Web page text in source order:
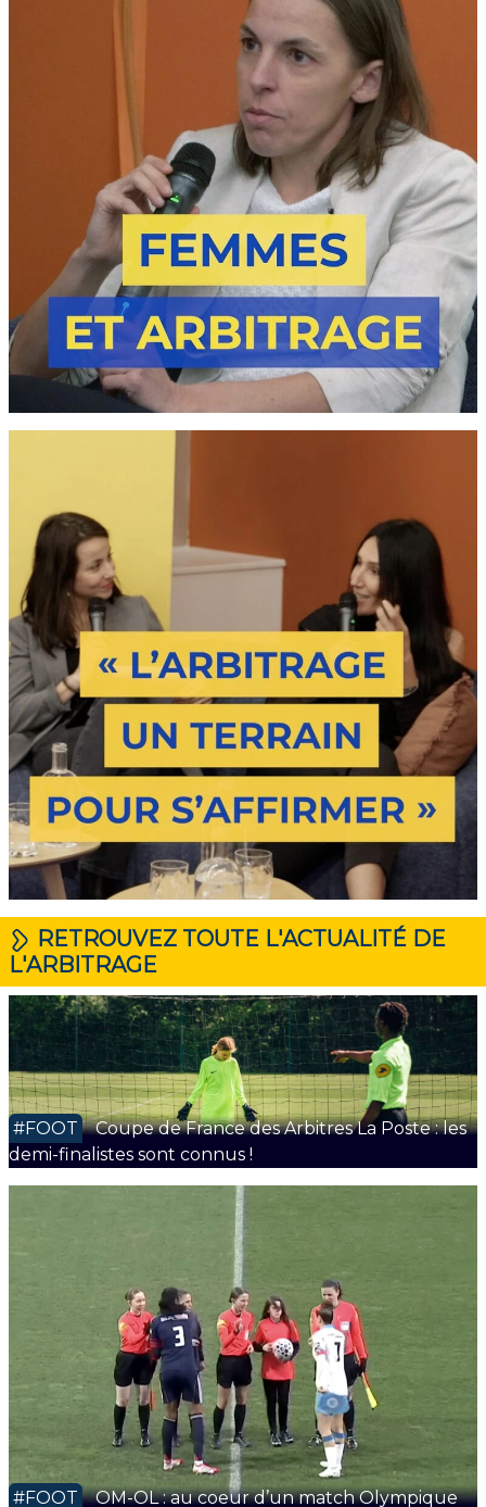
RETROUVEZ TOUTE L'ACTUALITÉ DE
L'ARBITRAGE
#FOOT
Coupe de France des Arbitres La Poste : les
demi-finalistes sont connus !
#FOOT
OM-OL : au coeur d’un match Olympique